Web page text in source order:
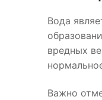
Вода
вредных
Важно